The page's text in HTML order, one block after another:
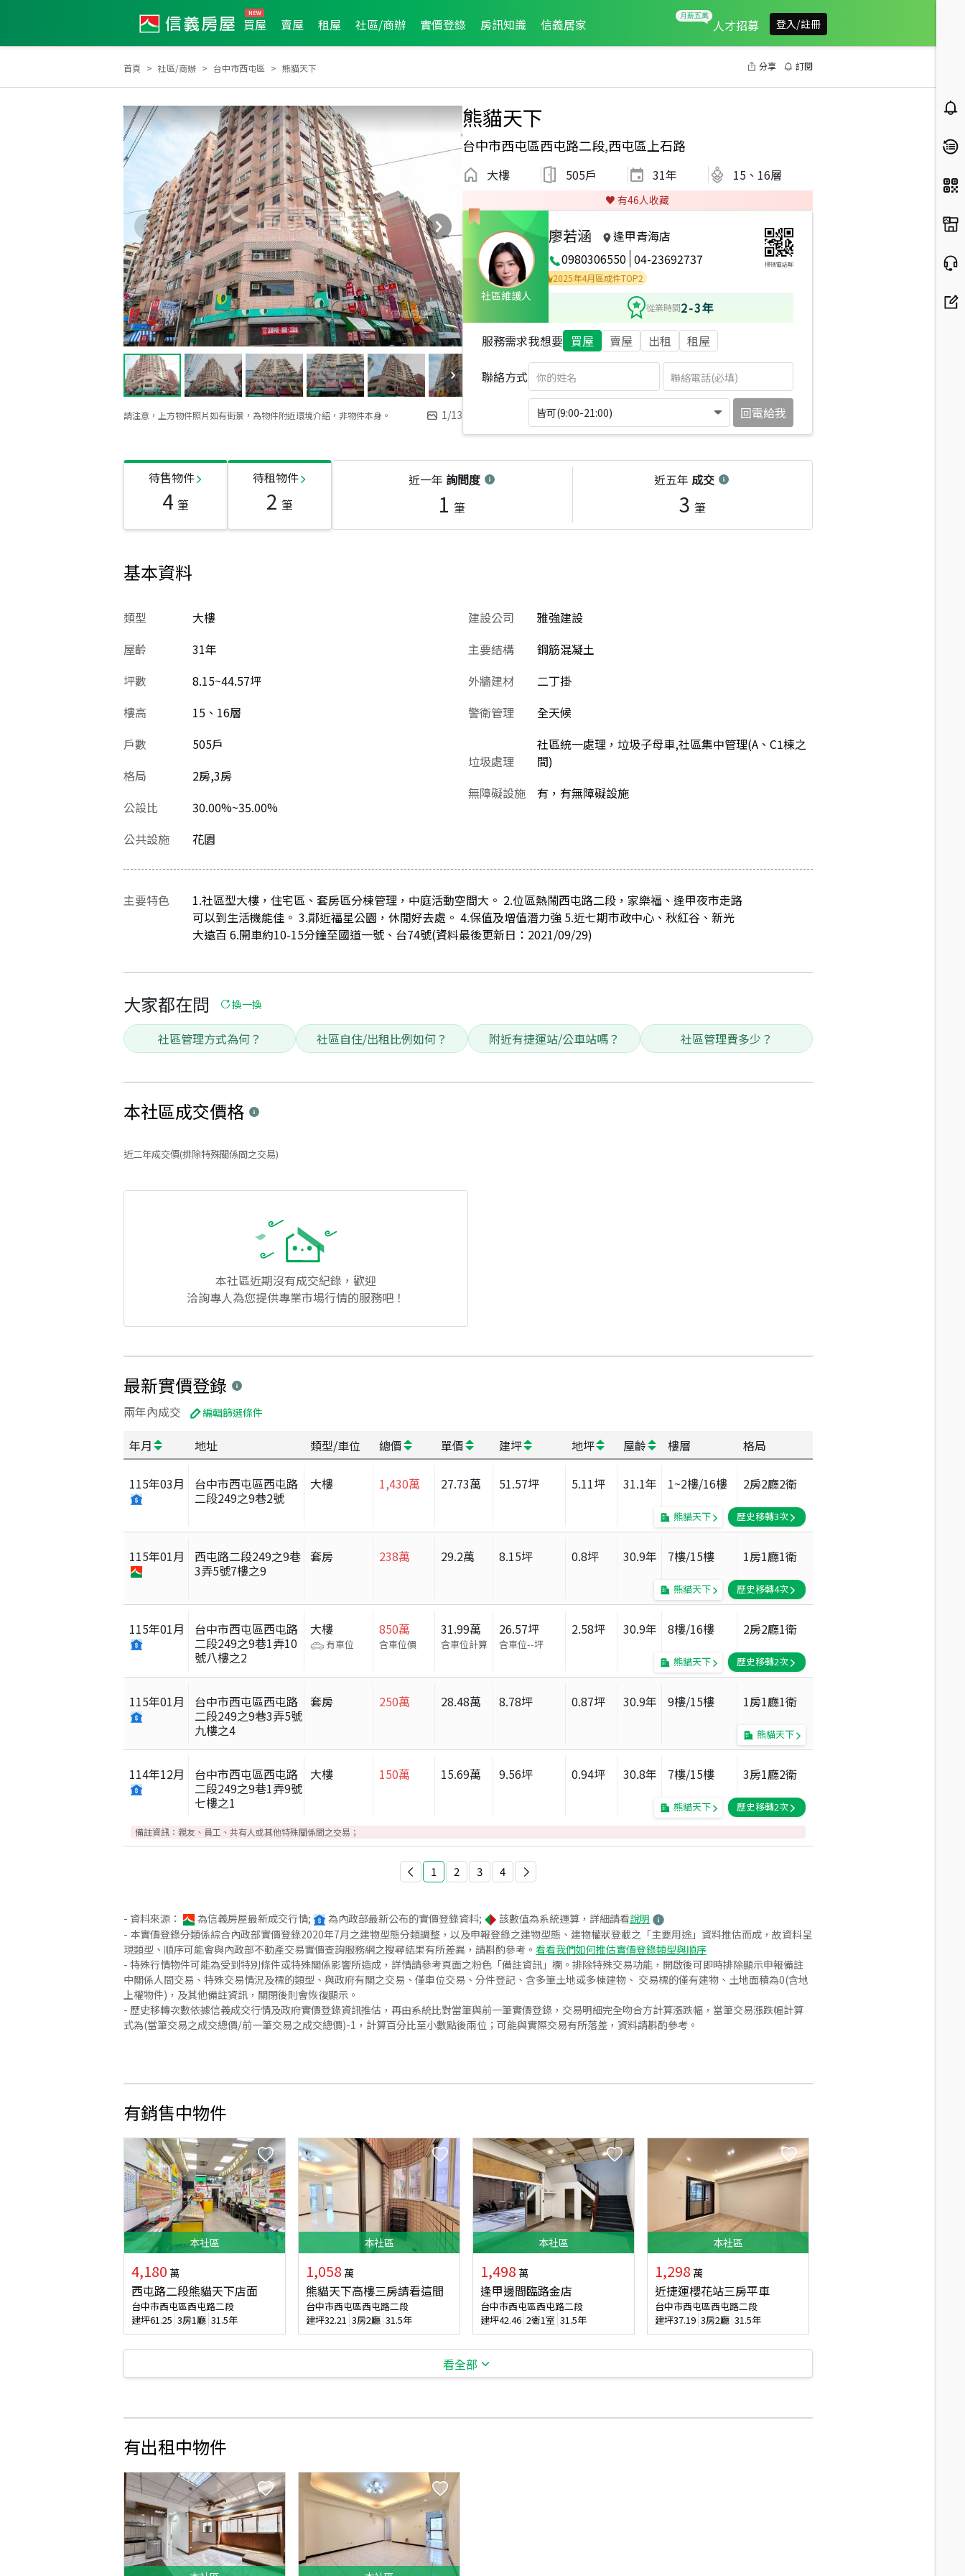
買屋 賣屋 租屋 社區/商辦 實價登錄 房訊知識 信義居家 人才招募 登入/註冊
首頁 社區/商辦 台中市西屯區 熊貓天下 分享 訂閱
請注意，上方物件照片如有街景，為物件附近環境介紹，非物件本身。 1/13
熊貓天下
台中市西屯區西屯路二段,西屯區上石路
大樓 505戶 31年 15、16層
♥️ 有46人收藏
社區維護人
廖若涵
逢甲青海店
0980306550 04-23692737 掃碼電話聊
2026年2月區業績TOP3 2025年4月區業績TOP1 2026年2月區成件TOP2 2025年8月區成件TOP3 2025年4月區成件TOP2
從業時間2-3年
服務需求我想要 買屋 賣屋 出租 租屋
聯絡方式
皆可(9:00-21:00) 回電給我
待售物件
4 筆
待租物件
2 筆
近一年 詢問度
1 筆
近五年 成交
3 筆
基本資料
類型
大樓
屋齡
31年
坪數
8.15~44.57坪
樓高
15、16層
戶數
505戶
格局
2房,3房
公設比
30.00%~35.00%
建設公司
雅強建設
主要結構
鋼筋混凝土
外牆建材
二丁掛
警衛管理
全天候
垃圾處理
社區統一處理，垃圾子母車,社區集中管理(A、C1棟之
間)
無障礙設施
有，有無障礙設施
公共設施 花園
主要特色
1.社區型大樓，住宅區、套房區分棟管理，中庭活動空間大。 2.位區熱鬧西屯路二段，家樂福、逢甲夜市走路
可以到生活機能佳。 3.鄰近福星公園，休閒好去處。 4.保值及增值潛力強 5.近七期市政中心、秋紅谷、新光
大遠百 6.開車約10-15分鐘至國道一號、台74號(資料最後更新日：2021/09/29)
大家都在問 換一換
社區管理方式為何？ 社區自住/出租比例如何？ 附近有捷運站/公車站嗎？ 社區管理費多少？
本社區成交價格
近二年成交價(排除特殊關係間之交易)
本社區近期沒有成交紀錄，歡迎
洽詢專人為您提供專業市場行情的服務吧！
最新實價登錄
兩年內成交 編輯篩選條件
年月 地址 類型/車位 總價 單價 建坪 地坪 屋齡 樓層 格局
115年03月
台中市西屯區西屯路
二段249之9巷2號
大樓 1,430萬 27.73萬 51.57坪 5.11坪 31.1年 1~2樓/16樓 2房2廳2衛
熊貓天下 歷史移轉3次
115年01月
西屯路二段249之9巷
3弄5號7樓之9
套房 238萬 29.2萬 8.15坪 0.8坪 30.9年 7樓/15樓 1房1廳1衛
熊貓天下 歷史移轉4次
115年01月
台中市西屯區西屯路
二段249之9巷1弄10
號八樓之2
大樓
有車位
850萬
含車位價
31.99萬
含車位計算
26.57坪
含車位--坪
2.58坪 30.9年 8樓/16樓 2房2廳1衛
熊貓天下 歷史移轉2次
115年01月
台中市西屯區西屯路
二段249之9巷3弄5號
九樓之4
套房 250萬 28.48萬 8.78坪 0.87坪 30.9年 9樓/15樓 1房1廳1衛
熊貓天下
114年12月
台中市西屯區西屯路
二段249之9巷1弄9號
七樓之1
大樓 150萬 15.69萬 9.56坪 0.94坪 30.8年 7樓/15樓 3房1廳2衛
熊貓天下 歷史移轉2次
備註資訊： 親友、員工、共有人或其他特殊關係間之交易；
1 2 3 4
- 資料來源： 為信義房屋最新成交行情; 為內政部最新公布的實價登錄資料; 該數值為系統運算，詳細請看說明
- 本實價登錄分類係綜合內政部實價登錄2020年7月之建物型態分類調整，以及申報登錄之建物型態、建物權狀登載之「主要用途」資料推估而成，故資料呈
現類型、順序可能會與內政部不動產交易實價查詢服務網之搜尋結果有所差異，請斟酌參考。 看看我們如何推估實價登錄類型與順序
- 特殊行情物件可能為受到特別條件或特殊關係影響所造成，詳情請參考頁面之粉色「備註資訊」欄。排除特殊交易功能，開啟後可即時排除顯示申報備註
中關係人間交易、特殊交易情況及標的類型、與政府有關之交易、僅車位交易、分件登記、含多筆土地或多棟建物、 交易標的僅有建物、土地面積為0(含地
上權物件)，及其他備註資訊，關閉後則會恢復顯示。
- 歷史移轉次數依據信義成交行情及政府實價登錄資訊推估，再由系統比對當筆與前一筆實價登錄，交易明細完全吻合方計算漲跌幅，當筆交易漲跌幅計算
式為(當筆交易之成交總價/前一筆交易之成交總價)-1，計算百分比至小數點後兩位；可能與實際交易有所落差，資料請斟酌參考。
有銷售中物件
本社區
4,180 萬
西屯路二段熊貓天下店面
台中市西屯區西屯路二段
建坪61.25 3房1廳 31.5年
本社區
1,058 萬
熊貓天下高樓三房請看這間
台中市西屯區西屯路二段
建坪32.21 3房2廳 31.5年
本社區
1,498 萬
逢甲邊間臨路金店
台中市西屯區西屯路二段
建坪42.46 2衛1室 31.5年
本社區
1,298 萬
近捷運櫻花站三房平車
台中市西屯區西屯路二段
建坪37.19 3房2廳 31.5年
看全部
有出租中物件